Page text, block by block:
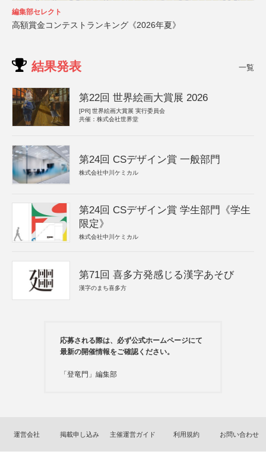
編集部セレクト
高額賞金コンテストランキング《2026年夏》
結果発表 一覧
第22回 世界絵画大賞展 2026
[PR] 世界絵画大賞展 実行委員会
共催：株式会社世界堂
第24回 CSデザイン賞 一般部門
株式会社中川ケミカル
第24回 CSデザイン賞 学生部門《学生
限定》
株式会社中川ケミカル
第71回 喜多方発感じる漢字あそび
漢字のまち喜多方
応募される際は、必ず公式ホームページにて
最新の開催情報をご確認ください。
「登竜門」編集部
運営会社 掲載申し込み 主催運営ガイド 利用規約 お問い合わせ